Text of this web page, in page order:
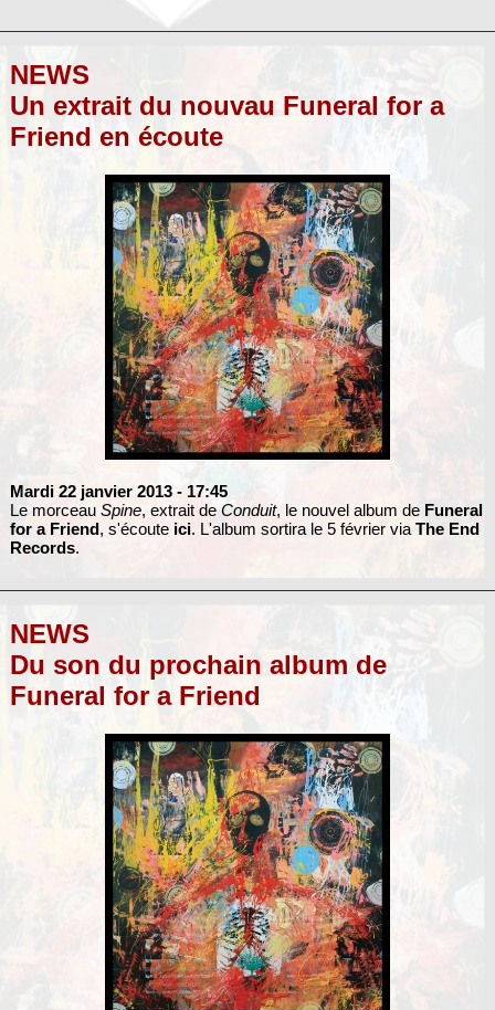
NEWS
Un extrait du nouvau Funeral for a
Friend en écoute
Mardi 22 janvier 2013 - 17:45
Le morceau Spine, extrait de Conduit, le nouvel album de Funeral
for a Friend, s'écoute ici. L'album sortira le 5 février via The End
Records.
NEWS
Du son du prochain album de
Funeral for a Friend